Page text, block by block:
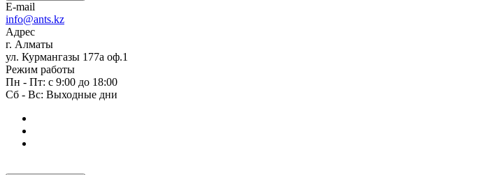
E-mail
info@ants.kz
Адрес
г. Алматы
ул. Курмангазы 177а оф.1
Режим работы
Пн - Пт: с 9:00 до 18:00
Сб - Вс: Выходные дни